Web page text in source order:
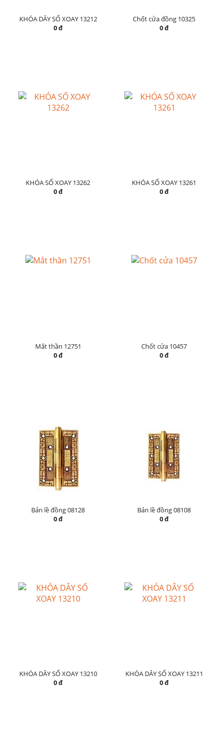
KHÓA DÂY SỐ XOAY 13212
0 đ
Chốt cửa đồng 10325
0 đ
KHÓA SỐ XOAY 13262
0 đ
KHÓA SỐ XOAY 13261
0 đ
Mắt thần 12751
0 đ
Chốt cửa 10457
0 đ
Bản lề đồng 08128
0 đ
Bản lề đồng 08108
0 đ
KHÓA DÂY SỐ XOAY 13210
0 đ
KHÓA DÂY SỐ XOAY 13211
0 đ